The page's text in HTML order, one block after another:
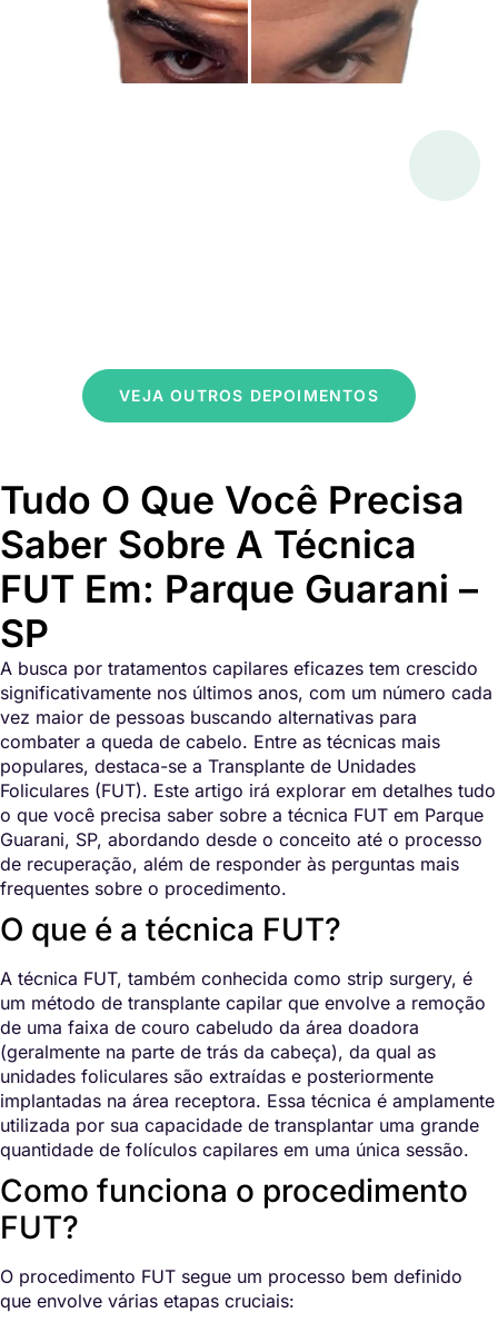
VEJA OUTROS DEPOIMENTOS
Tudo O Que Você Precisa
Saber Sobre A Técnica
FUT Em: Parque Guarani –
SP
A busca por tratamentos capilares eficazes tem crescido
significativamente nos últimos anos, com um número cada
vez maior de pessoas buscando alternativas para
combater a queda de cabelo. Entre as técnicas mais
populares, destaca-se a Transplante de Unidades
Foliculares (FUT). Este artigo irá explorar em detalhes tudo
o que você precisa saber sobre a técnica FUT em Parque
Guarani, SP, abordando desde o conceito até o processo
de recuperação, além de responder às perguntas mais
frequentes sobre o procedimento.
O que é a técnica FUT?
A técnica FUT, também conhecida como strip surgery, é
um método de transplante capilar que envolve a remoção
de uma faixa de couro cabeludo da área doadora
(geralmente na parte de trás da cabeça), da qual as
unidades foliculares são extraídas e posteriormente
implantadas na área receptora. Essa técnica é amplamente
utilizada por sua capacidade de transplantar uma grande
quantidade de folículos capilares em uma única sessão.
Como funciona o procedimento
FUT?
O procedimento FUT segue um processo bem definido
que envolve várias etapas cruciais: